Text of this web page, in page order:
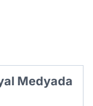
Medyada